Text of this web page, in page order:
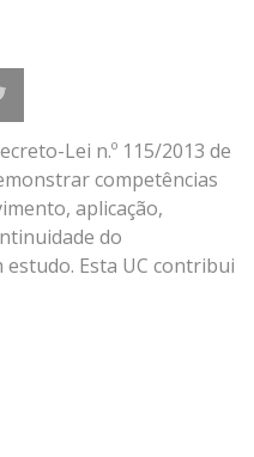
Lei n.º 115/2013 de
competências
aplicação,
do
Esta UC contribui